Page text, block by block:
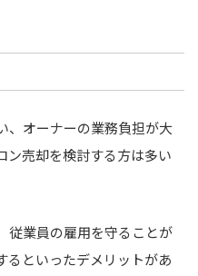
、オーナーの業務負担が大
ン売却を検討する方は多い
従業員の雇用を守ることが
るといったデメリットがあ